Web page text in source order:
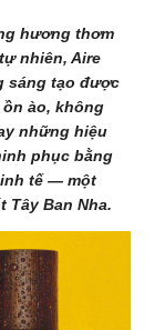
hương thơm
nhiên, Aire
sáng tạo được
ồn ào, không
những hiệu
phục bằng
tế — một
Tây Ban Nha.